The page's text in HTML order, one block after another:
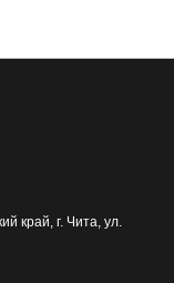
край, г. Чита, ул.